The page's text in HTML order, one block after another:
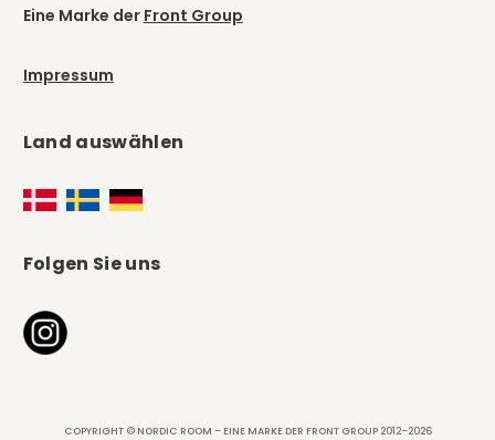
Eine Marke der Front Group
Impressum
Land auswählen
Folgen Sie uns
COPYRIGHT © NORDIC ROOM – EINE MARKE DER FRONT GROUP 2012–2026